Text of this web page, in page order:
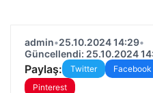
admin•25.10.2024 14:29•
Güncellendi: 25.10.2024
Paylaş: Twitter Facebook
Pinterest